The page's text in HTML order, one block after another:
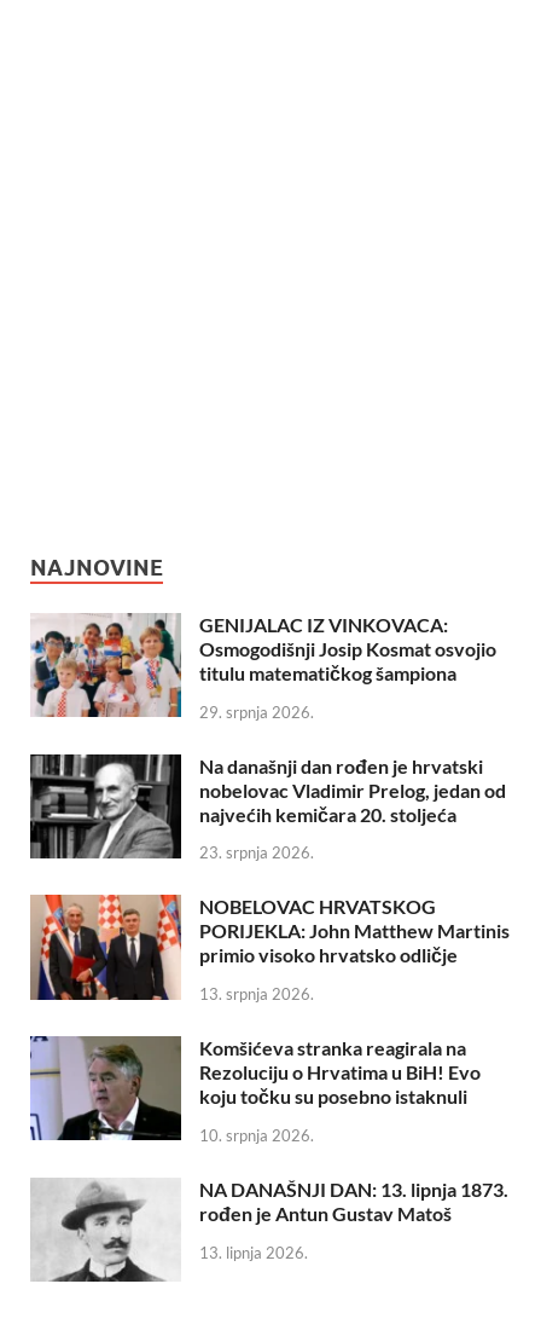
NAJNOVINE
GENIJALAC IZ VINKOVACA:
Osmogodišnji Josip Kosmat osvojio
titulu matematičkog šampiona
29. srpnja 2026.
Na današnji dan rođen je hrvatski
nobelovac Vladimir Prelog, jedan od
najvećih kemičara 20. stoljeća
23. srpnja 2026.
NOBELOVAC HRVATSKOG
PORIJEKLA: John Matthew Martinis
primio visoko hrvatsko odličje
13. srpnja 2026.
Komšićeva stranka reagirala na
Rezoluciju o Hrvatima u BiH! Evo
koju točku su posebno istaknuli
10. srpnja 2026.
NA DANAŠNJI DAN: 13. lipnja 1873.
rođen je Antun Gustav Matoš
13. lipnja 2026.